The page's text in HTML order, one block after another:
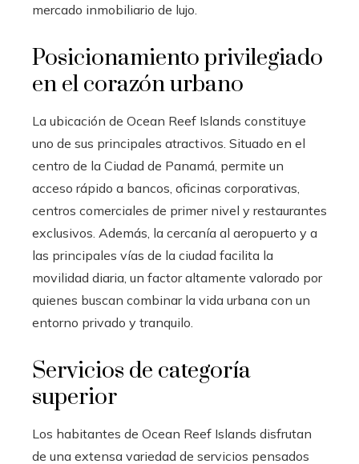
mercado inmobiliario de lujo.
Posicionamiento privilegiado
en el corazón urbano
La ubicación de Ocean Reef Islands constituye
uno de sus principales atractivos. Situado en el
centro de la Ciudad de Panamá, permite un
acceso rápido a bancos, oficinas corporativas,
centros comerciales de primer nivel y restaurantes
exclusivos. Además, la cercanía al aeropuerto y a
las principales vías de la ciudad facilita la
movilidad diaria, un factor altamente valorado por
quienes buscan combinar la vida urbana con un
entorno privado y tranquilo.
Servicios de categoría
superior
Los habitantes de Ocean Reef Islands disfrutan
de una extensa variedad de servicios pensados